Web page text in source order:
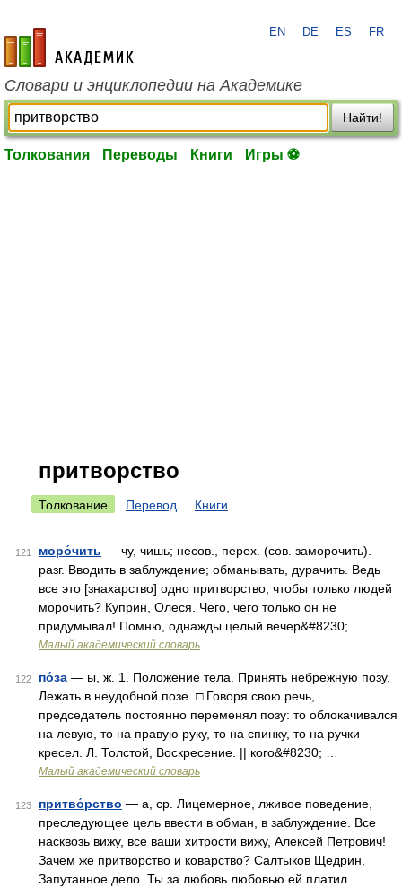
academic.ru
EN DE ES FR
Словари и энциклопедии на Академике
Найти!
Толкования Переводы Книги Игры ⚽
притворство
Толкование Перевод Книги
121 моро́чить — чу, чишь; несов., перех. (сов. заморочить).
разг. Вводить в заблуждение; обманывать, дурачить. Ведь
все это [знахарство] одно притворство, чтобы только людей
морочить? Куприн, Олеся. Чего, чего только он не
придумывал! Помню, однажды целый вечер&#8230; …
Малый академический словарь
122 по́за — ы, ж. 1. Положение тела. Принять небрежную позу.
Лежать в неудобной позе. □ Говоря свою речь,
председатель постоянно переменял позу: то облокачивался
на левую, то на правую руку, то на спинку, то на ручки
кресел. Л. Толстой, Воскресение. || кого&#8230; …
Малый академический словарь
123 притво́рство — а, ср. Лицемерное, лживое поведение,
преследующее цель ввести в обман, в заблуждение. Все
насквозь вижу, все ваши хитрости вижу, Алексей Петрович!
Зачем же притворство и коварство? Салтыков Щедрин,
Запутанное дело. Ты за любовь любовью ей платил …